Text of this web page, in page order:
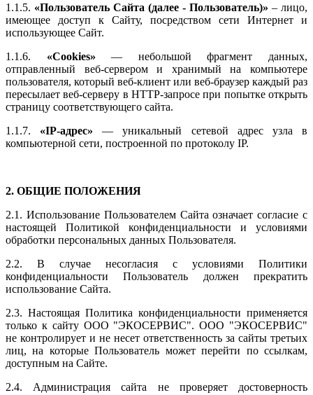
1.1.5. «Пользователь Сайта (далее - Пользователь)» – лицо,
имеющее доступ к Сайту, посредством сети Интернет и
использующее Сайт.
1.1.6. «Cookies» — небольшой фрагмент данных,
отправленный веб-сервером и хранимый на компьютере
пользователя, который веб-клиент или веб-браузер каждый раз
пересылает веб-серверу в HTTP-запросе при попытке открыть
страницу соответствующего сайта.
1.1.7. «IP-адрес» — уникальный сетевой адрес узла в
компьютерной сети, построенной по протоколу IP.
2. ОБЩИЕ ПОЛОЖЕНИЯ
2.1. Использование Пользователем Сайта означает согласие с
настоящей Политикой конфиденциальности и условиями
обработки персональных данных Пользователя.
2.2. В случае несогласия с условиями Политики
конфиденциальности Пользователь должен прекратить
использование Сайта.
2.3. Настоящая Политика конфиденциальности применяется
только к сайту ООО "ЭКОСЕРВИС". ООО "ЭКОСЕРВИС"
не контролирует и не несет ответственность за сайты третьих
лиц, на которые Пользователь может перейти по ссылкам,
доступным на Сайте.
2.4. Администрация сайта не проверяет достоверность